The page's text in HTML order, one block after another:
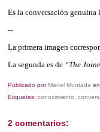
Es la conversación genuina
--
La primera imagen
La segunda es de “The
Publicado por Manel Muntada
Etiquetas:conocimiento ,
2 comentarios: